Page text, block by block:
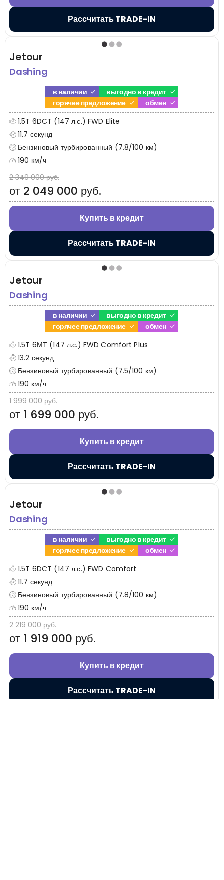
Рассчитать TRADE-IN
Jetour
Dashing
в наличии
выгодно в кредит
горячее предложение
обмен
1.5T 6DCT (147 л.с.) FWD Elite
11.7 секунд
Бензиновый турбированный (7.8/100 км)
190 км/ч
2 349 000 руб.
от 2 049 000 руб.
Купить в кредит
Рассчитать TRADE-IN
Jetour
Dashing
в наличии
выгодно в кредит
горячее предложение
обмен
1.5T 6МТ (147 л.с.) FWD Comfort Plus
13.2 секунд
Бензиновый турбированный (7.5/100 км)
190 км/ч
1 999 000 руб.
от 1 699 000 руб.
Купить в кредит
Рассчитать TRADE-IN
Jetour
Dashing
в наличии
выгодно в кредит
горячее предложение
обмен
1.5T 6DCT (147 л.с.) FWD Comfort
11.7 секунд
Бензиновый турбированный (7.8/100 км)
190 км/ч
2 219 000 руб.
от 1 919 000 руб.
Купить в кредит
Рассчитать TRADE-IN